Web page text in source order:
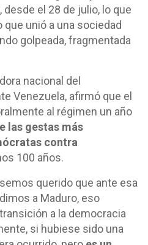
el 28 de julio, lo que
unió a una sociedad
golpeada, fragmentada
nacional del
Venezuela, afirmó que el
al régimen un año
las gestas más
contra
100 años.
querido que ante esa
a Maduro, eso
a la democracia
si hubiese sido una